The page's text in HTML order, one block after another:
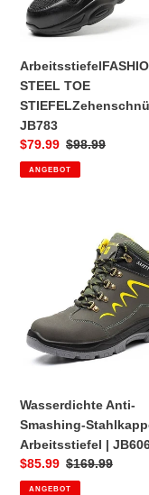
STEEL TOE
JB783
Sonderpreis
$79.99 Normaler
Preis
$98.99
ANGEBOT
Stahlkappen-
Arbeitsstiefel
JB606
Wasserdichte Anti-
Smashing-
Arbeitsstiefel |
Sonderpreis
$85.99 Normaler
Preis
$169.99
ANGEBOT